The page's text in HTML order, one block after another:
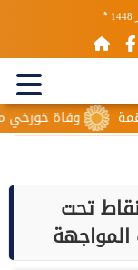
هـ
وفاة خورخي ميسي
تحت